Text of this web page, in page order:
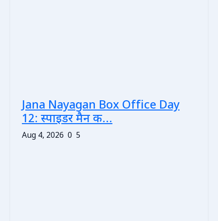
Jana Nayagan Box Office Day
12: स्पाइडर मैन क...
Aug 4, 2026 0 5